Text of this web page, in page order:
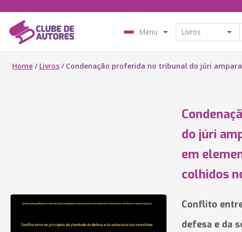
Menu
Home / Livros / Condenação proferida no tribunal do júri
do júri
em
colhidos
Conflito
defesa e da